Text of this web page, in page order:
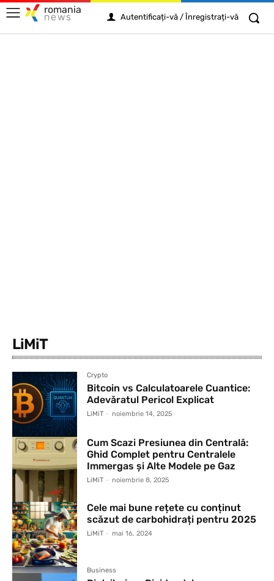
romania
news Autentificați-vă / Înregistrați-vă
LiMiT
Crypto
Bitcoin vs Calculatoarele Cuantice:
Adevăratul Pericol Explicat
LiMiT - noiembrie 14, 2025
Cum Scazi Presiunea din Centrală:
Ghid Complet pentru Centralele
Immergas și Alte Modele pe Gaz
LiMiT - noiembrie 8, 2025
Cele mai bune rețete cu conținut
scăzut de carbohidrați pentru 2025
LiMiT - mai 16, 2024
Business